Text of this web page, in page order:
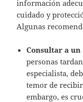
información
cuidado y
Algunas
Consultar a un
personas
especialista,
temor de
embargo, es